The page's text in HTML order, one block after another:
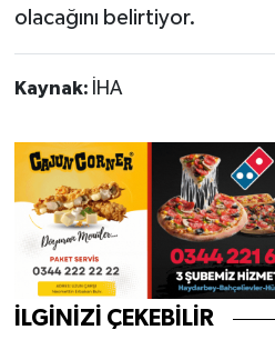
olacağını belirtiyor.
Kaynak: İHA